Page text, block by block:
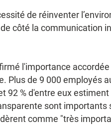
de réinventer
côté la communication
l'importance accordée
Plus de 9 000 employés
92 % d'entre eux estiment
sont importants
comme "très